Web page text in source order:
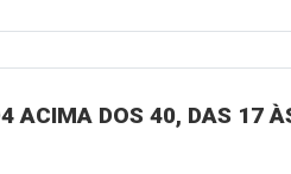
ACIMA DOS 40, DAS 17